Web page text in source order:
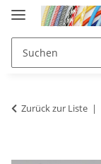
Zurück zur Liste